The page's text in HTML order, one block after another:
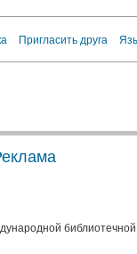
Пригласить друга